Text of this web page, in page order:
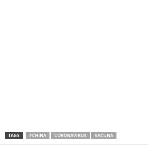
TAGS #CHINA CORONAVIRUS VACUNA